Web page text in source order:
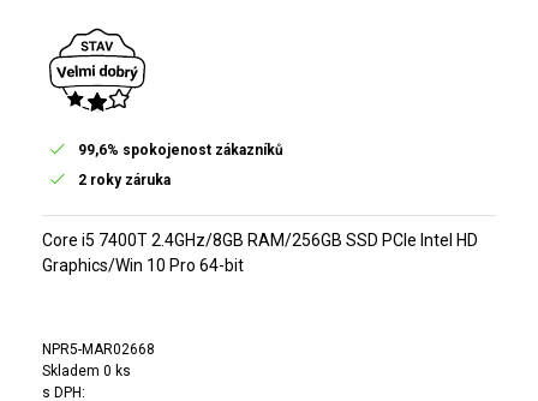
99,6% spokojenost zákazníků
2 roky záruka
Core i5 7400T 2.4GHz/8GB RAM/256GB SSD PCIe Intel HD
Graphics/Win 10 Pro 64-bit
NPR5-MAR02668
Skladem 0 ks
s DPH: